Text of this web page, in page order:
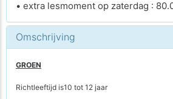
• extra lesmoment op zaterdag :
Omschrijving
GROEN
Richtleeftijd is10 tot 12 jaar